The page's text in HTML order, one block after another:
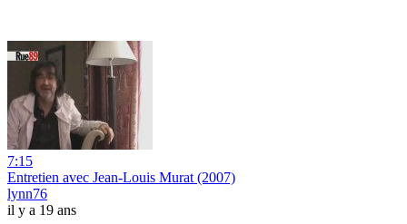
7:15
Entretien avec Jean-Louis Murat (2007)
lynn76
il y a 19 ans